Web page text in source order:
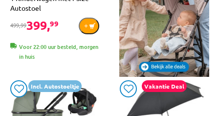
Autostoel
499,99399,99
Voor 22:00 uur besteld, morgen
in huis
Incl. Autostoeltje Vakantie Deal